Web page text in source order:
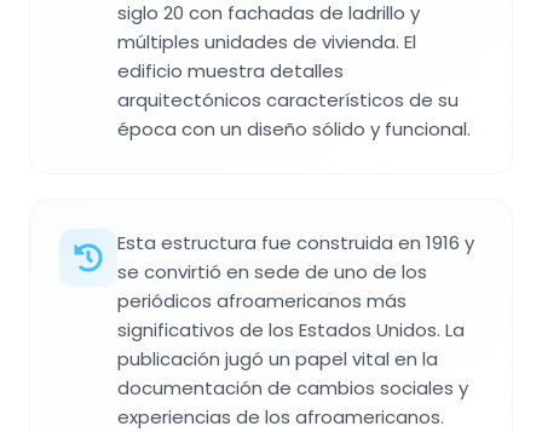
siglo 20 con fachadas de ladrillo y
múltiples unidades de vivienda. El
edificio muestra detalles
arquitectónicos característicos de su
época con un diseño sólido y funcional.
Esta estructura fue construida en 1916 y
se convirtió en sede de uno de los
periódicos afroamericanos más
significativos de los Estados Unidos. La
publicación jugó un papel vital en la
documentación de cambios sociales y
experiencias de los afroamericanos.